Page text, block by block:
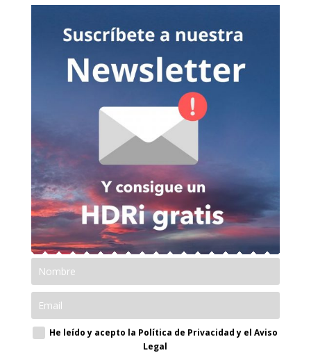
He leído y acepto la Política de Privacidad y el Aviso
Legal